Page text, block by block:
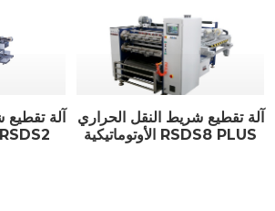
آلة تقطيع
آلة تقطيع شريط النقل الحراري
الأوتوماتيكية RSDS8 PLUS